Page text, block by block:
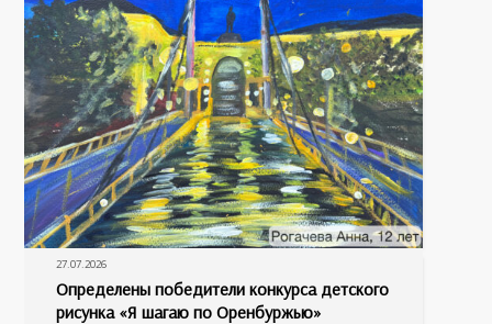
27.07.2026
Определены победители конкурса детского
рисунка «Я шагаю по Оренбуржью»